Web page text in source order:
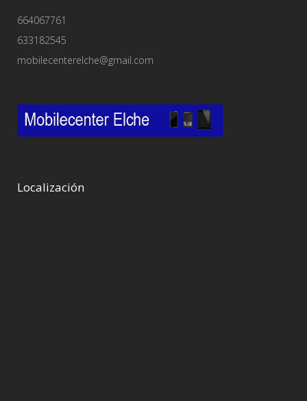
664067761
633182545
mobilecenterelche@gmail.com
Localización